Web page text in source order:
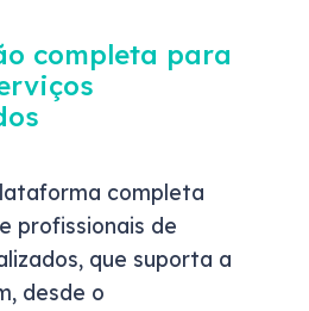
completa para
completa
profissionais de
que suporta a
desde o